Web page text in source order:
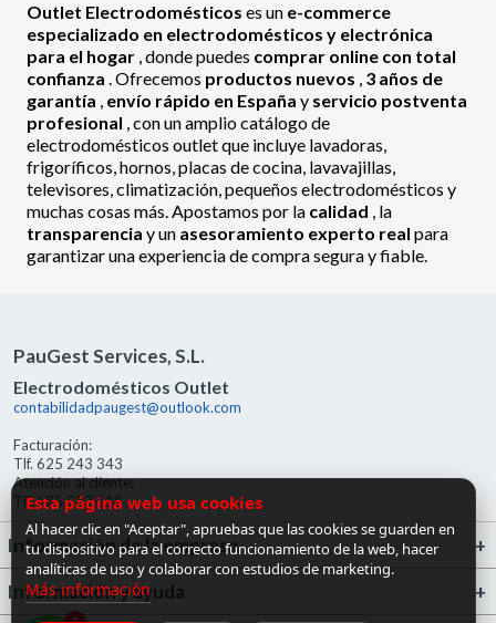
Outlet Electrodomésticos es un e-commerce
especializado en electrodomésticos y electrónica
para el hogar , donde puedes comprar online con total
confianza . Ofrecemos productos nuevos , 3 años de
garantía , envío rápido en España y servicio postventa
profesional , con un amplio catálogo de
electrodomésticos outlet que incluye lavadoras,
frigoríficos, hornos, placas de cocina, lavavajillas,
televisores, climatización, pequeños electrodomésticos y
muchas cosas más. Apostamos por la calidad , la
transparencia y un asesoramiento experto real para
garantizar una experiencia de compra segura y fiable.
PauGest Services, S.L.
Electrodomésticos Outlet
contabilidadpaugest@outlook.com
Facturación:
Tlf. 625 243 343
Atención al cliente:
Tlf. 685 527 519
Información de la empresa
Información y ayuda
Esta página web usa cookies
Al hacer clic en "Aceptar", apruebas que las cookies se guarden en
tu dispositivo para el correcto funcionamiento de la web, hacer
analíticas de uso y colaborar con estudios de marketing.
Más información